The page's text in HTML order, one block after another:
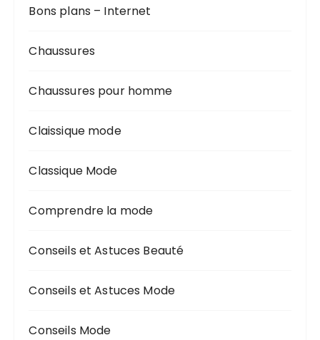
Bons plans – Internet
Chaussures
Chaussures pour homme
Claissique mode
Classique Mode
Comprendre la mode
Conseils et Astuces Beauté
Conseils et Astuces Mode
Conseils Mode